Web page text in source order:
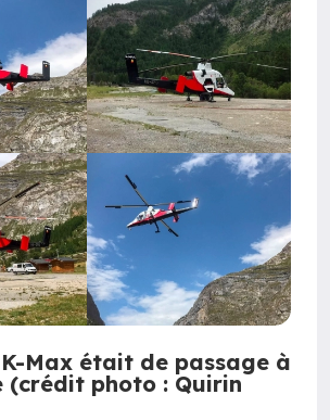
Max était de passage à
(crédit photo : Quirin